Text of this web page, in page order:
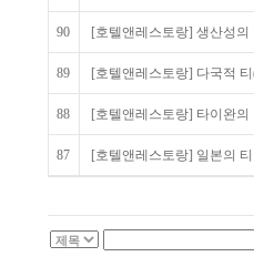
90 [호텔앤레스토랑] 생산성의
89 [호텔앤레스토랑] 다국적
88 [호텔앤레스토랑] 타이완의
87 [호텔앤레스토랑] 일본의